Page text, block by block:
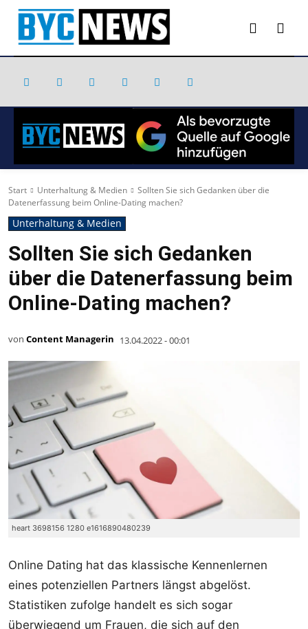
Start Unterhaltung & Medien
Sollten Sie sich Gedanken über die
Datenerfassung beim Online-Dating machen?
Unterhaltung & Medien
Sollten Sie sich Gedanken
über die Datenerfassung beim
Online-Dating machen?
von Content Managerin 13.04.2022 - 00:01
heart 3698156 1280 e1616890480239
Online Dating hat das klassische Kennenlernen
eines potenziellen Partners längst abgelöst.
Statistiken zufolge handelt es sich sogar
überwiegend um Frauen, die sich auf den